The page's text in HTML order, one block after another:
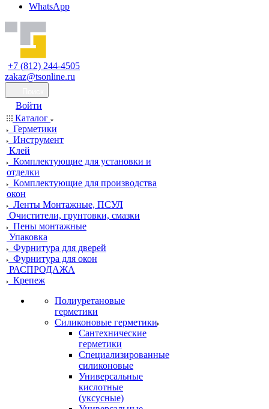
WhatsApp
+7 (812) 244-4505
zakaz@tsonline.ru
Войти
Каталог
Герметики
Инструмент
Клей
Комплектующие для установки и
отделки
Комплектующие для производства
окон
Ленты Монтажные, ПСУЛ
Очистители, грунтовки, смазки
Пены монтажные
Упаковка
Фурнитура для дверей
Фурнитура для окон
РАСПРОДАЖА
Крепеж
Полиуретановые
герметики
Силиконовые герметики
Сантехнические
герметики
Специализированные
силиконовые
Универсальные
кислотные
(уксусные)